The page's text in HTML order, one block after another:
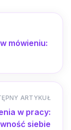
mówieniu:
ARTYKUŁ
w pracy:
siebie